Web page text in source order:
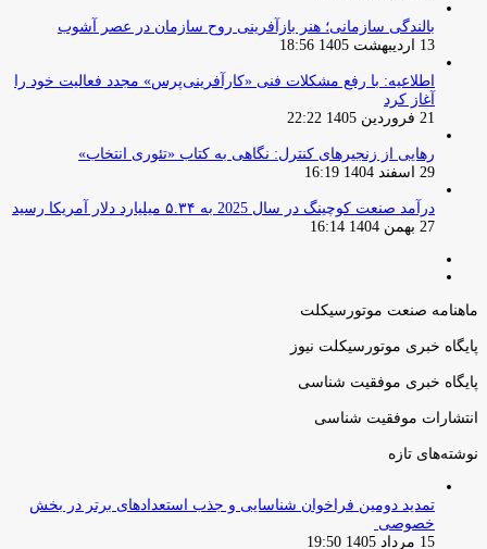
بالندگی سازمانی؛ هنر بازآفرینی روح سازمان در عصر آشوب
13 اردیبهشت 1405 18:56
اطلاعیه: با رفع مشکلات فنی «کارآفرینی‌پرس» مجدد فعالیت خود را
آغاز کرد
21 فروردین 1405 22:22
رهایی از زنجیرهای کنترل: نگاهی به کتاب «تئوری انتخاب»
29 اسفند 1404 16:19
درآمد صنعت کوچینگ در سال 2025 به ۵.۳۴ میلیارد دلار آمریکا رسید
27 بهمن 1404 16:14
ماهنامه صنعت موتورسیکلت
پایگاه خبری موتورسیکلت نیوز
پایگاه خبری موفقیت شناسی
انتشارات موفقیت شناسی
نوشته‌های تازه
تمدید دومین فراخوان شناسایی و جذب استعدادهای برتر در بخش
خصوصی
15 مرداد 1405 19:50